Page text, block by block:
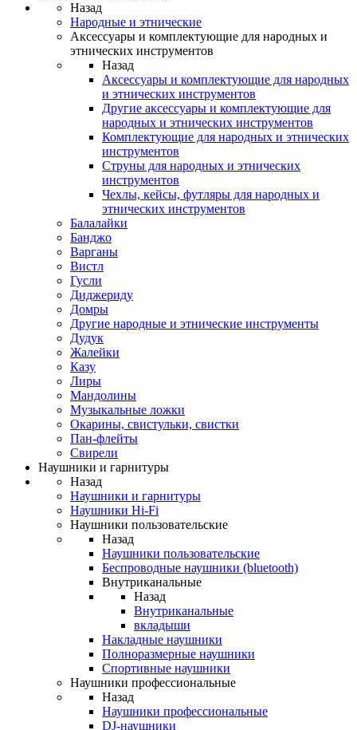
Назад
Народные и этнические
Аксессуары и комплектующие для народных и
этнических инструментов
Назад
Аксессуары и комплектующие для народных
и этнических инструментов
Другие аксессуары и комплектующие для
народных и этнических инструментов
Комплектующие для народных и этнических
инструментов
Струны для народных и этнических
инструментов
Чехлы, кейсы, футляры для народных и
этнических инструментов
Балалайки
Банджо
Варганы
Вистл
Гусли
Диджериду
Домры
Другие народные и этнические инструменты
Дудук
Жалейки
Казу
Лиры
Мандолины
Музыкальные ложки
Окарины, свистульки, свистки
Пан-флейты
Свирели
Наушники и гарнитуры
Назад
Наушники и гарнитуры
Наушники Hi-Fi
Наушники пользовательские
Назад
Наушники пользовательские
Беспроводные наушники (bluetooth)
Внутриканальные
Назад
Внутриканальные
вкладыши
Накладные наушники
Полноразмерные наушники
Спортивные наушники
Наушники профессиональные
Назад
Наушники профессиональные
DJ-наушники